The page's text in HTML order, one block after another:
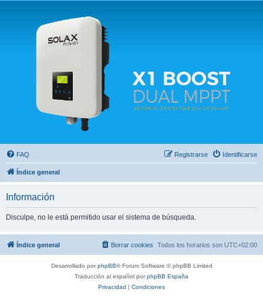
Solax FAQ
Lugar para intercambiar dudas sobre inversores solares Solax y temas relacionados.
FAQ Identificarse
Registrarse
Índice general
Información
Disculpe, no le está permitido usar el sistema de búsqueda.
Índice general Todos los horarios son UTC+02:00
Borrar cookies
Desarrollado porphpBB® Forum Software © phpBB Limited
Traducción al español porphpBB España
Privacidad | Condiciones